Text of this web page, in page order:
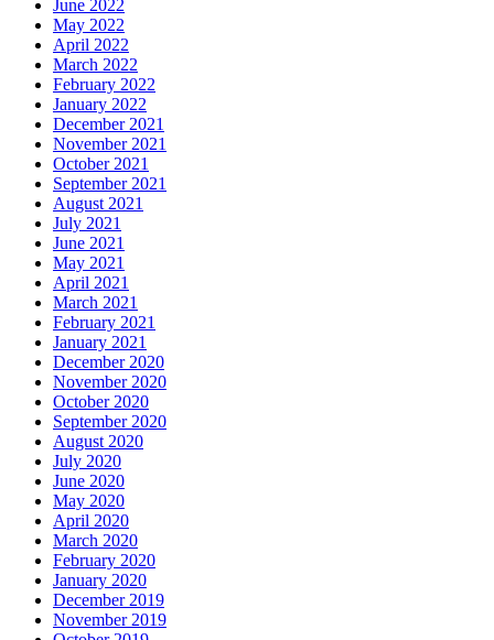
June 2022
May 2022
April 2022
March 2022
February 2022
January 2022
December 2021
November 2021
October 2021
September 2021
August 2021
July 2021
June 2021
May 2021
April 2021
March 2021
February 2021
January 2021
December 2020
November 2020
October 2020
September 2020
August 2020
July 2020
June 2020
May 2020
April 2020
March 2020
February 2020
January 2020
December 2019
November 2019